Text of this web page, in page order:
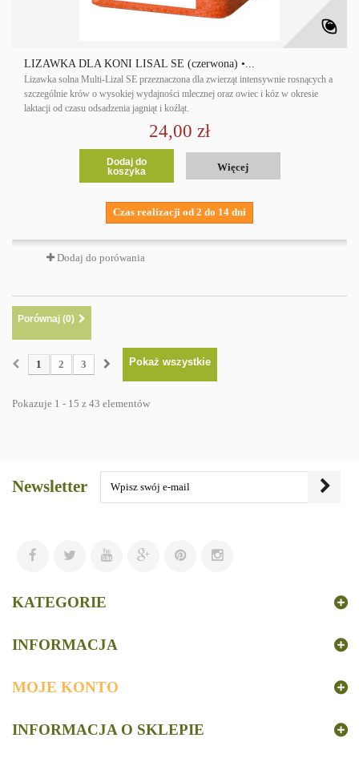
LIZAWKA DLA KONI LISAL SE (czerwona) •...
Lizawka solna Multi-Lizal SE przeznaczona dla zwierząt intensywnie rosnących a
szczególnie krów o wysokiej wydajności mlecznej oraz owiec i kóz w okresie
laktacji od czasu odsadzenia jagniąt i koźląt.
24,00 zł
Dodaj do
koszyka
Więcej
Czas realizacji od 2 do 14 dni
Dodaj do porówania
Porównaj (0)
Pokaż wszystkie
1 2 3
Pokazuje 1 - 15 z 43 elementów
Newsletter
KATEGORIE
INFORMACJA
MOJE KONTO
INFORMACJA O SKLEPIE